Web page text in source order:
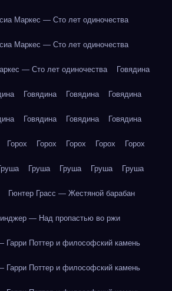
Маркес — Сто лет одиночества
Маркес — Сто лет одиночества
— Сто лет одиночества Говядина
Говядина Говядина Говядина
Говядина Говядина Говядина
Горох Горох Горох Горох Горох
Груша Груша Груша Груша
Гюнтер Грасс — Жестяной барабан
— Над пропастью во ржи
Поттер и философский камень
Поттер и философский камень